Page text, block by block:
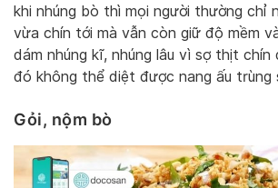
khi nhúng bò thì mọi người thường chỉ
vừa chín tới mà vẫn còn giữ độ mềm
dám nhúng kĩ, nhúng lâu vì sợ thịt chín
đó không thể diệt được nang ấu trùng
Gỏi, nộm bò